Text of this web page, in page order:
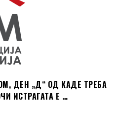
ДЕН „Д“ ОД КАДЕ ТРЕБА
ИСТРАГАТА Е …